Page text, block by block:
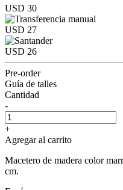
USD 30
USD 27
USD 26
Pre-order
Guía de talles
Cantidad
-
+
Agregar al carrito
Macetero de madera color
cm.